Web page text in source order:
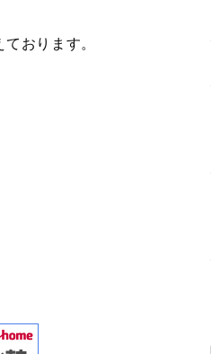
おります。